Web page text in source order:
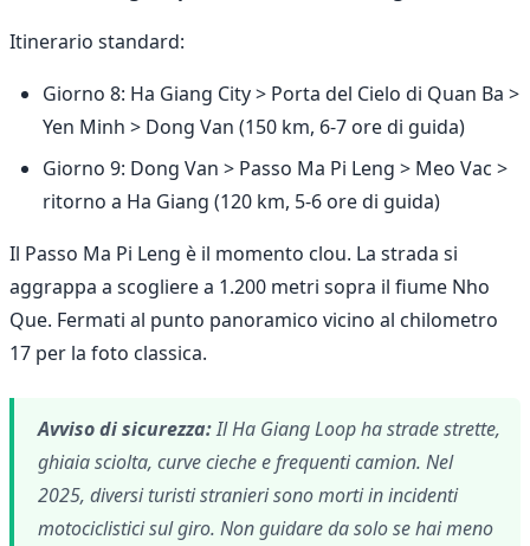
Itinerario standard:
Giorno 8: Ha Giang City > Porta del Cielo di Quan Ba >
Yen Minh > Dong Van (150 km, 6-7 ore di guida)
Giorno 9: Dong Van > Passo Ma Pi Leng > Meo Vac >
ritorno a Ha Giang (120 km, 5-6 ore di guida)
Il Passo Ma Pi Leng è il momento clou. La strada si
aggrappa a scogliere a 1.200 metri sopra il fiume Nho
Que. Fermati al punto panoramico vicino al chilometro
17 per la foto classica.
Avviso di sicurezza:Il Ha Giang Loop ha strade strette,
ghiaia sciolta, curve cieche e frequenti camion. Nel
2025, diversi turisti stranieri sono morti in incidenti
motociclistici sul giro. Non guidare da solo se hai meno